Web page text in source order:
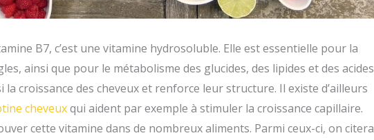
B7, c’est une vitamine hydrosoluble. Elle est essentielle pour la
ainsi que pour le métabolisme des glucides, des lipides et des acides
croissance des cheveux et renforce leur structure. Il existe d’ailleurs
cheveuxqui aident par exemple à stimuler la croissance capillaire.
cette vitamine dans de nombreux aliments. Parmi ceux-ci, on citera